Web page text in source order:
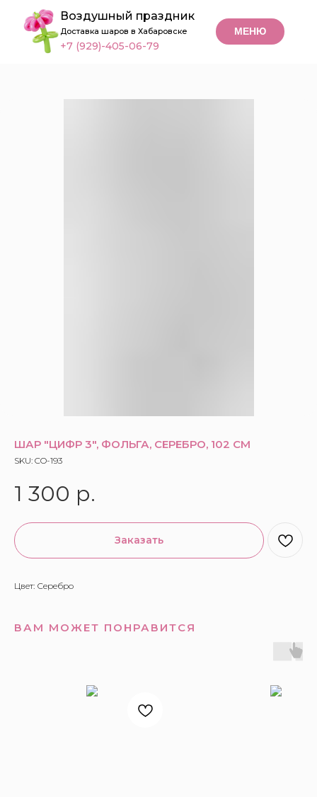
МЕНЮ
Воздушный праздник
Доставка шаров в Хабаровске
+7 (929)-405-06-79
ШАР "ЦИФР 3", ФОЛЬГА, СЕРЕБРО, 102 СМ
SKU: CO-193
1 300 р.
Заказать
Цвет: Серебро
ВАМ МОЖЕТ ПОНРАВИТСЯ